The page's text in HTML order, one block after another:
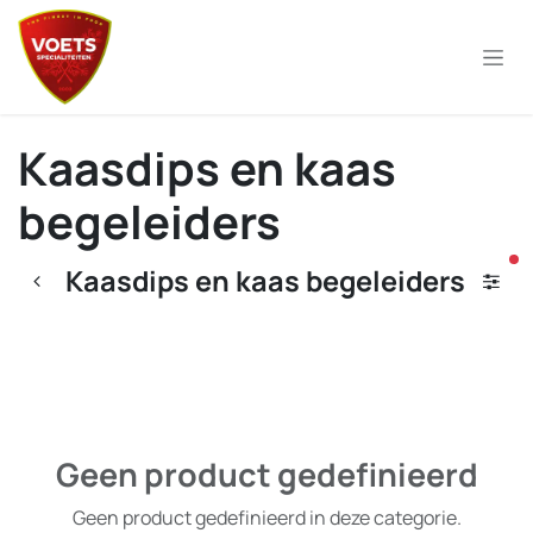
Overslaan naar inhoud
Kaasdips en kaas
begeleiders
Kaasdips en kaas begeleiders
Geen product gedefinieerd
Geen product gedefinieerd in deze categorie.